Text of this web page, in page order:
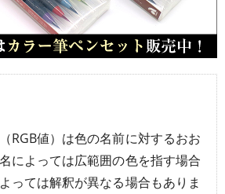
RGB値）は色の名前に対するおお
によっては広範囲の色を指す場合
っては解釈が異なる場合もありま